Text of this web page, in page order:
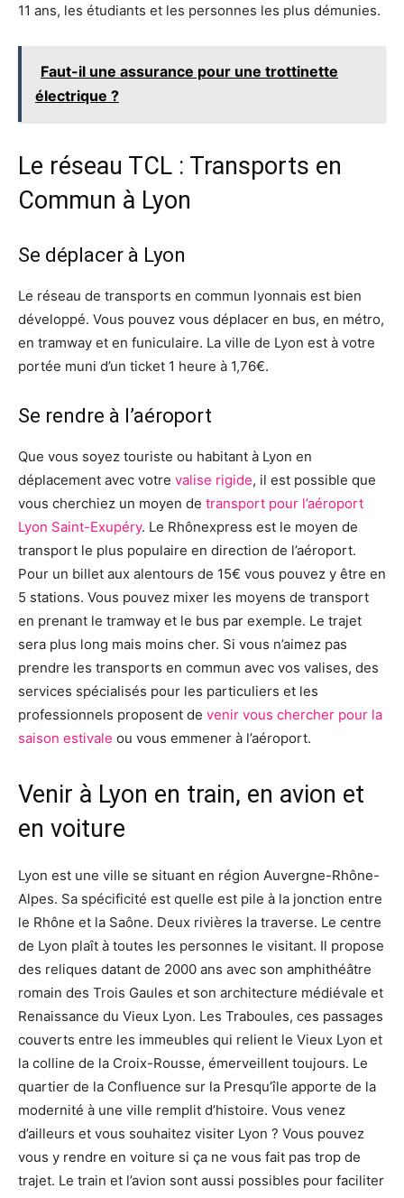
11 ans, les étudiants et les personnes les plus démunies.
Faut-il une assurance pour une trottinette
électrique ?
Le réseau TCL : Transports en
Commun à Lyon
Se déplacer à Lyon
Le réseau de transports en commun lyonnais est bien
développé. Vous pouvez vous déplacer en bus, en métro,
en tramway et en funiculaire. La ville de Lyon est à votre
portée muni d’un ticket 1 heure à 1,76€.
Se rendre à l’aéroport
Que vous soyez touriste ou habitant à Lyon en
déplacement avec votre valise rigide, il est possible que
vous cherchiez un moyen de transport pour l’aéroport
Lyon Saint-Exupéry. Le Rhônexpress est le moyen de
transport le plus populaire en direction de l’aéroport.
Pour un billet aux alentours de 15€ vous pouvez y être en
5 stations. Vous pouvez mixer les moyens de transport
en prenant le tramway et le bus par exemple. Le trajet
sera plus long mais moins cher. Si vous n’aimez pas
prendre les transports en commun avec vos valises, des
services spécialisés pour les particuliers et les
professionnels proposent de venir vous chercher pour la
saison estivale ou vous emmener à l’aéroport.
Venir à Lyon en train, en avion et
en voiture
Lyon est une ville se situant en région Auvergne-Rhône-
Alpes. Sa spécificité est quelle est pile à la jonction entre
le Rhône et la Saône. Deux rivières la traverse. Le centre
de Lyon plaît à toutes les personnes le visitant. Il propose
des reliques datant de 2000 ans avec son amphithéâtre
romain des Trois Gaules et son architecture médiévale et
Renaissance du Vieux Lyon. Les Traboules, ces passages
couverts entre les immeubles qui relient le Vieux Lyon et
la colline de la Croix-Rousse, émerveillent toujours. Le
quartier de la Confluence sur la Presqu’île apporte de la
modernité à une ville remplit d’histoire. Vous venez
d’ailleurs et vous souhaitez visiter Lyon ? Vous pouvez
vous y rendre en voiture si ça ne vous fait pas trop de
trajet. Le train et l’avion sont aussi possibles pour faciliter